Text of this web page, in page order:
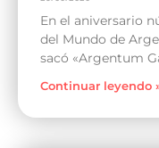
En el aniversario
del Mundo de
sacó «Argentum
Continuar leyendo